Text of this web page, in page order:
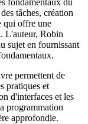
fondamentaux du
tâches, création
qui offre une
L'auteur, Robin
sujet en fournissant
permettent de
pratiques et
d'interfaces et les
programmation
approfondie.